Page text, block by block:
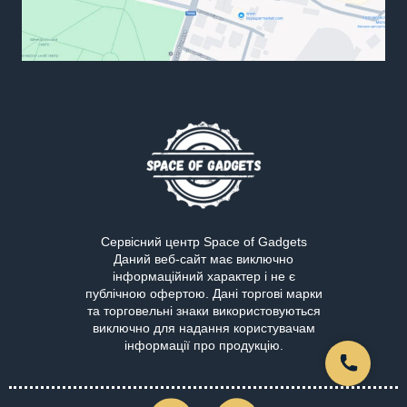
Сервісний центр Space of Gadgets
Даний веб-сайт має виключно
інформаційний характер і не є
публічною офертою. Дані торгові марки
та торговельні знаки використовуються
виключно для надання користувачам
інформації про продукцію.